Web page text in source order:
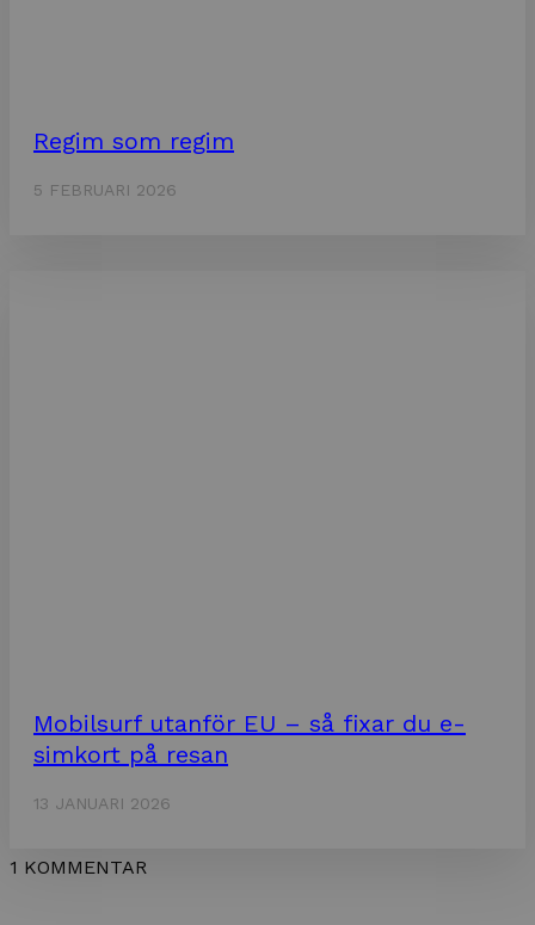
Regim som regim
5 FEBRUARI 2026
Mobilsurf utanför EU – så fixar du e-
simkort på resan
13 JANUARI 2026
1 KOMMENTAR